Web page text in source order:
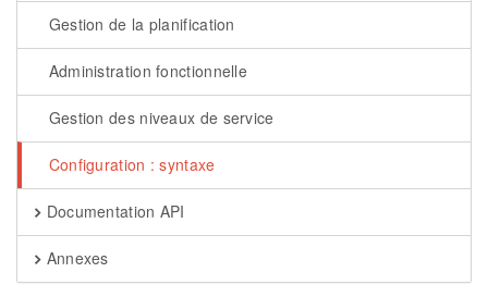
Gestion de la planification
Administration fonctionnelle
Gestion des niveaux de service
Configuration : syntaxe
Documentation API
Annexes